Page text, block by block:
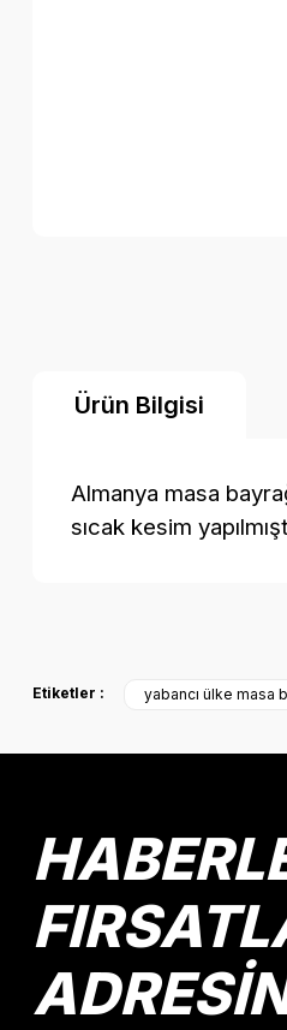
Ürün Bilgisi
Almanya masa
sıcak kesim
Ürün açıklamasında
Bu ürüne benzer farklı
Etiketler : yabancı ülke masa